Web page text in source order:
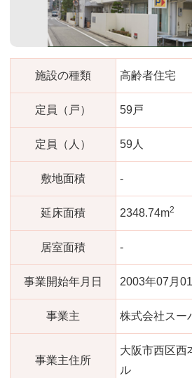
施設の種類 高齢者住宅
定員（戸） 59戸
定員（人） 59人
敷地面積 -
延床面積 2348.74m2
居室面積 -
事業開始年月日 2003年07月
事業主 株式会社スー
事業主住所
大阪市西区西
ル